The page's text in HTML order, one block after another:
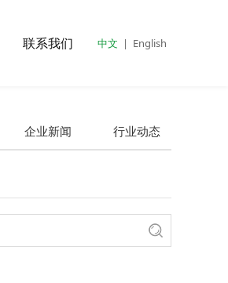
中文 | English
联系我们
企业新闻 行业动态